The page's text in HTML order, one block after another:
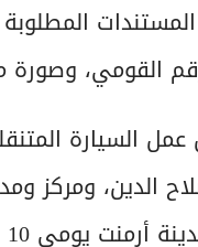
القومي، وصورة
السيارة